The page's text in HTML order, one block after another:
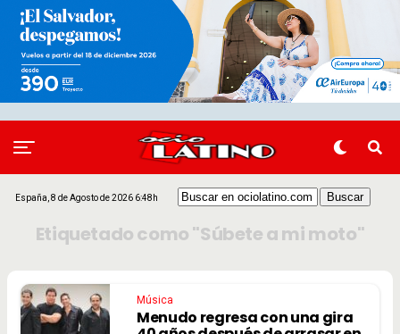
España, 8 de Agosto de 2026 6:48h
Etiquetado como "Súbete a mi moto"
Música
Menudo regresa con una gira